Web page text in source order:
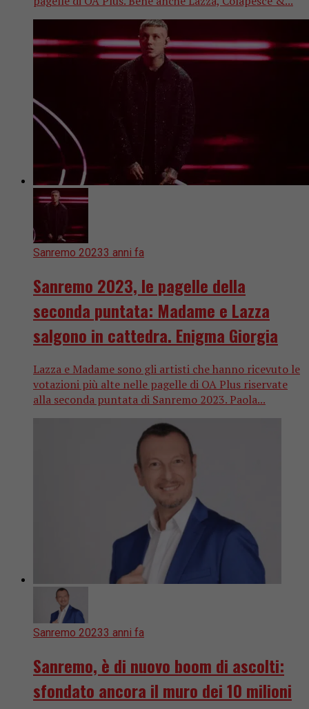
Sanremo 20233 anni fa
Sanremo 2023, le pagelle della
seconda puntata: Madame e Lazza
salgono in cattedra. Enigma Giorgia
Lazza e Madame sono gli artisti che hanno ricevuto le
votazioni più alte nelle pagelle di OA Plus riservate
alla seconda puntata di Sanremo 2023. Paola...
Sanremo 20233 anni fa
Sanremo, è di nuovo boom di ascolti:
sfondato ancora il muro dei 10 milioni